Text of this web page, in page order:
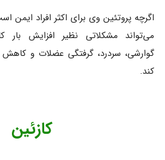
اگرچه پروتئین وی برای اکثر افراد ایمن
می‌تواند مشکلاتی نظیر افزایش بار
گوارشی، سردرد، گرفتگی عضلات و
کند.
کازئین